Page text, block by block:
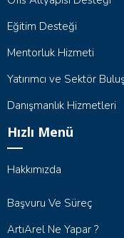
Eğitim Desteği
Mentorluk Hizmeti
Yatırımcı ve Sektör
Danışmanlık Hizmetleri
Hızlı Menü
Hakkımızda
Başvuru Ve Süreç
ArtıArel Ne Yapar ?